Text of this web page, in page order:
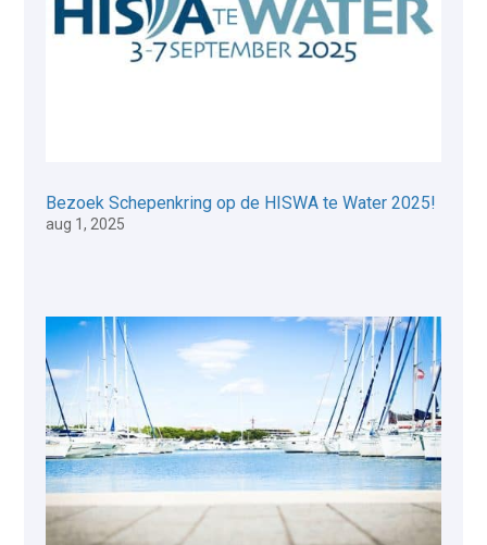
Bezoek Schepenkring op de HISWA te Water 2025!
aug 1, 2025